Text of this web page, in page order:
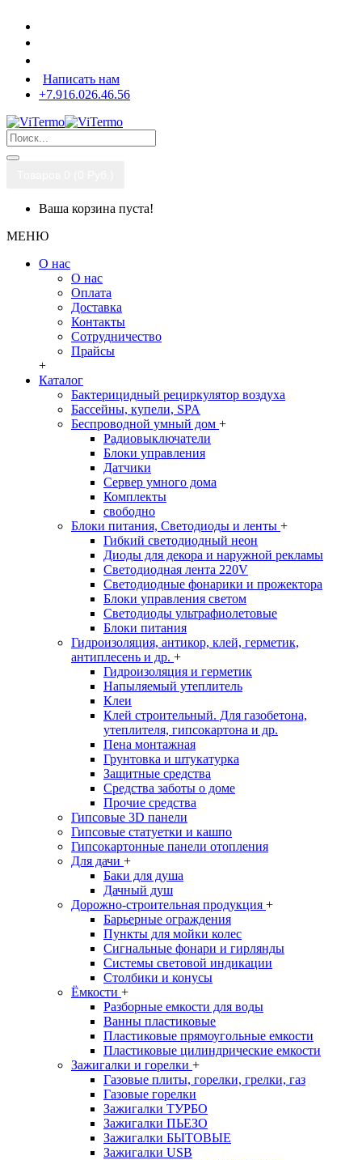
Написать нам
+7.916.026.46.56
Ваша корзина пуста!
МЕНЮ
О нас
О нас
Оплата
Доставка
Контакты
Сотрудничество
Прайсы
+
Каталог
Бактерицидный рециркулятор воздуха
Бассейны, купели, SPA
Беспроводной умный дом +
Радиовыключатели
Блоки управления
Датчики
Сервер умного дома
Комплекты
свободно
Блоки питания, Светодиоды и ленты +
Гибкий светодиодный неон
Диоды для декора и наружной рекламы
Светодиодная лента 220V
Светодиодные фонарики и прожектора
Блоки управления светом
Светодиоды ультрафиолетовые
Блоки питания
Гидроизоляция, антикор, клей, герметик,
антиплесень и др. +
Гидроизоляция и герметик
Напыляемый утеплитель
Клеи
Клей строительный. Для газобетона,
утеплителя, гипсокартона и др.
Пена монтажная
Грунтовка и штукатурка
Защитные средства
Средства заботы о доме
Прочие средства
Гипсовые 3D панели
Гипсовые статуетки и кашпо
Гипсокартонные панели отопления
Для дачи +
Баки для душа
Дачный душ
Дорожно-строительная продукция +
Барьерные ограждения
Пункты для мойки колес
Сигнальные фонари и гирлянды
Системы световой индикации
Столбики и конусы
Ёмкости +
Разборные емкости для воды
Ванны пластиковые
Пластиковые прямоугольные емкости
Пластиковые цилиндрические емкости
Зажигалки и горелки +
Газовые плиты, горелки, грелки, газ
Газовые горелки
Зажигалки ТУРБО
Зажигалки ПЬЕЗО
Зажигалки БЫТОВЫЕ
Зажигалки USB